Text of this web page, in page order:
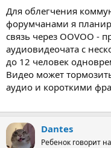
Для облегчения
форумчанами я
связь через OOVOO -
аудиовидеочата с
до 12 человек
Видео может
аудио и короткими
Dantes
Ребенок говорит